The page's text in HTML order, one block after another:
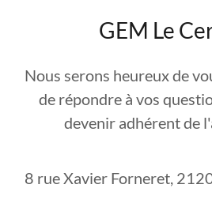
GEM Le
Nous serons heureux de
de répondre à vos
devenir adhérent de
8 rue Xavier Forneret,